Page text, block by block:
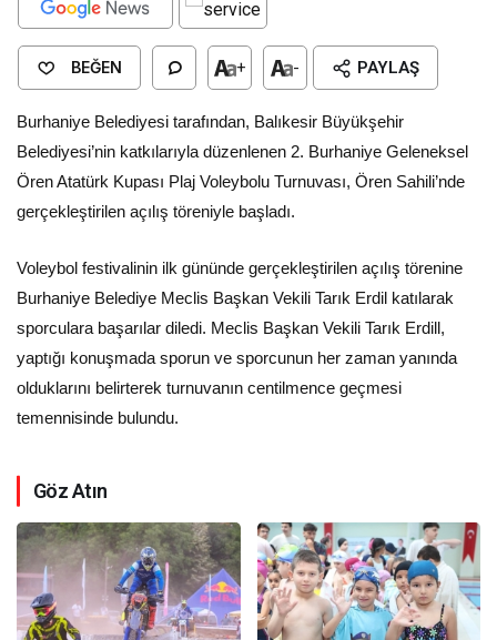
BEĞEN + - PAYLAŞ
Burhaniye Belediyesi tarafından, Balıkesir Büyükşehir
Belediyesi’nin katkılarıyla düzenlenen 2. Burhaniye Geleneksel
Ören Atatürk Kupası Plaj Voleybolu Turnuvası, Ören Sahili’nde
gerçekleştirilen açılış töreniyle başladı.
Voleybol festivalinin ilk gününde gerçekleştirilen açılış törenine
Burhaniye Belediye Meclis Başkan Vekili Tarık Erdil katılarak
sporculara başarılar diledi. Meclis Başkan Vekili Tarık Erdill,
yaptığı konuşmada sporun ve sporcunun her zaman yanında
olduklarını belirterek turnuvanın centilmence geçmesi
temennisinde bulundu.
Göz Atın